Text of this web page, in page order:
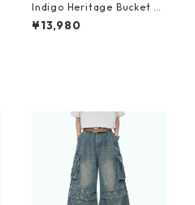
Indigo Heritage Bucket H
at D0001
¥13,980